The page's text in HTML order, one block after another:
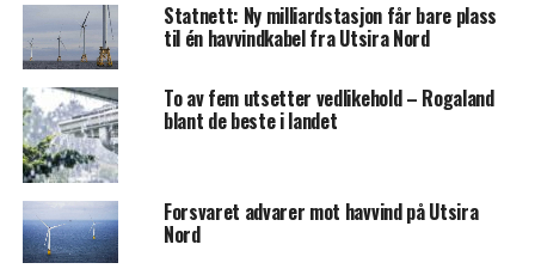
Statnett: Ny milliardstasjon får bare plass
til én havvindkabel fra Utsira Nord
To av fem utsetter vedlikehold – Rogaland
blant de beste i landet
Forsvaret advarer mot havvind på Utsira
Nord